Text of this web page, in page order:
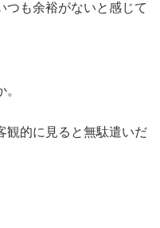
つも余裕がないと感じて
観的に見ると無駄遣いだ